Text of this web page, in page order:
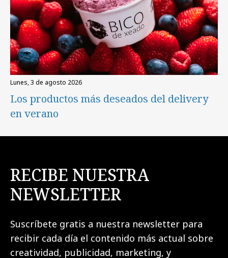
lunes, 3 de agosto 2026
Los productos más deseados del delivery
en verano
RECIBE NUESTRA
NEWSLETTER
Suscríbete gratis a nuestra newsletter para
recibir cada día el contenido más actual sobre
creatividad, publicidad, marketing, y